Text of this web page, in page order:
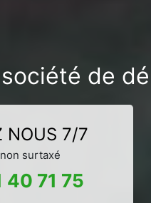
de
NOUS 7/7
surtaxé
71 75